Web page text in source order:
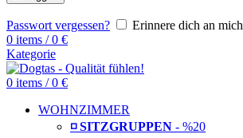
Passwort vergessen?
Erinnere dich an mich
0 items / 0 €
Kategorie
0 items / 0 €
WOHNZIMMER
◽ SITZGRUPPEN - %20